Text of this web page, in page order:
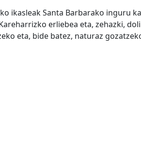
ikasleak Santa Barbarako inguru
erliebea eta, zehazki,
eta, bide batez, naturaz